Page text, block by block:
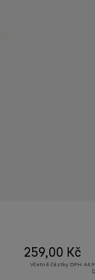
259,00 Kč
Včetně částky DPH